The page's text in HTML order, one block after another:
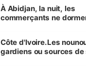
À Abidjan, la nuit, les
commerçants ne
Côte d'Ivoire.Les
gardiens ou sources de